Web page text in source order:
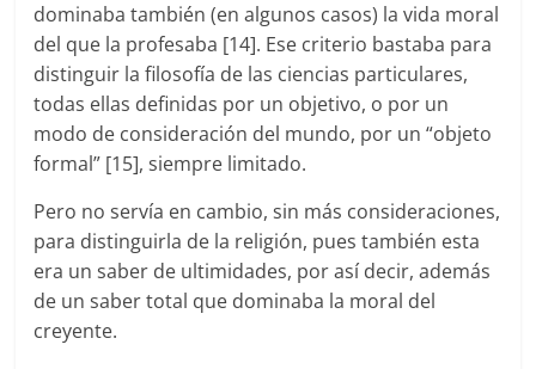
dominaba también (en algunos casos) la vida moral
del que la profesaba [14]. Ese criterio bastaba para
distinguir la filosofía de las ciencias particulares,
todas ellas definidas por un objetivo, o por un
modo de consideración del mundo, por un “objeto
formal” [15], siempre limitado.
Pero no servía en cambio, sin más consideraciones,
para distinguirla de la religión, pues también esta
era un saber de ultimidades, por así decir, además
de un saber total que dominaba la moral del
creyente.